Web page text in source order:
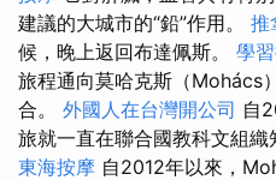
建議的大城市的“鉛”作用。 推
候，晚上返回布達佩斯。 學
旅程通向莫哈克斯（Mohács
合。 外國人在台灣開公司 自
旅就一直在聯合國教科文組織
東海按摩 自2012年以來，